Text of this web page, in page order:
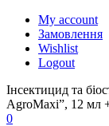
My account
Замовлення
Wishlist
Logout
Інсектицид та
AgroMaxi”, 12 мл
0